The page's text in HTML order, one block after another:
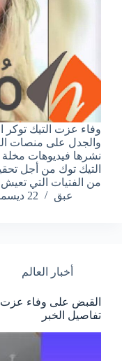
وفاء عزت التيك توكر
والجدل على منصات
نشرها فيديوهات مخلة
التيك توك من أجل
من الفتيات التي
عبق
22 ديسمبر، 2023
أخبار العالم
القبض على وفاء عزت
تفاصيل الخبر